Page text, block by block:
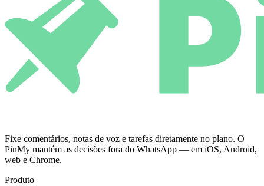
Fixe comentários, notas de voz e tarefas diretamente no plano. O
PinMy mantém as decisões fora do WhatsApp — em iOS, Android,
web e Chrome.
Produto